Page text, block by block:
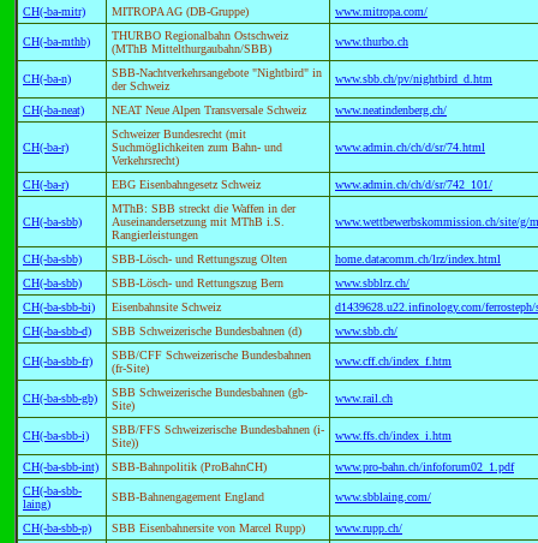
CH(-ba-mitr) MITROPA AG (DB-Gruppe) www.mitropa.com/
CH(-ba-mthb)
THURBO Regionalbahn Ostschweiz
(MThB Mittelthurgaubahn/SBB)
www.thurbo.ch
CH(-ba-n)
SBB-Nachtverkehrsangebote "Nightbird" in
der Schweiz
www.sbb.ch/pv/nightbird_d.htm
CH(-ba-neat) NEAT Neue Alpen Transversale Schweiz www.neatindenberg.ch/
CH(-ba-r)
Schweizer Bundesrecht (mit
Suchmöglichkeiten zum Bahn- und
Verkehrsrecht)
www.admin.ch/ch/d/sr/74.html
CH(-ba-r) EBG Eisenbahngesetz Schweiz www.admin.ch/ch/d/sr/742_101/
CH(-ba-sbb)
MThB: SBB streckt die Waffen in der
Auseinandersetzung mit MThB i.S.
Rangierleistungen
www.wettbewerbskommission.ch/site/g/
CH(-ba-sbb) SBB-Lösch- und Rettungszug Olten
home.datacomm.ch/lrz/index.html
CH(-ba-sbb)
SBB-Lösch- und Rettungszug Bern
www.sbblrz.ch/
CH(-ba-sbb-bi)
Eisenbahnsite Schweiz
d1439628.u22.infinology.com/
CH(-ba-sbb-d)
SBB Schweizerische Bundesbahnen (d) www.sbb.ch/
CH(-ba-sbb-fr)
SBB/CFF Schweizerische Bundesbahnen
(fr-Site)
www.cff.ch/index_f.htm
CH(-ba-sbb-gb)
SBB Schweizerische Bundesbahnen (gb-
Site)
www.rail.ch
CH(-ba-sbb-i)
SBB/FFS Schweizerische Bundesbahnen (i-
Site))
www.ffs.ch/index_i.htm
CH(-ba-sbb-int) SBB-Bahnpolitik (ProBahnCH)
www.pro-bahn.ch/infoforum02_1.pdf
CH(-ba-sbb-
laing)
SBB-Bahnengagement England www.sbblaing.com/
CH(-ba-sbb-p) SBB Eisenbahnersite von Marcel Rupp)
www.rupp.ch/